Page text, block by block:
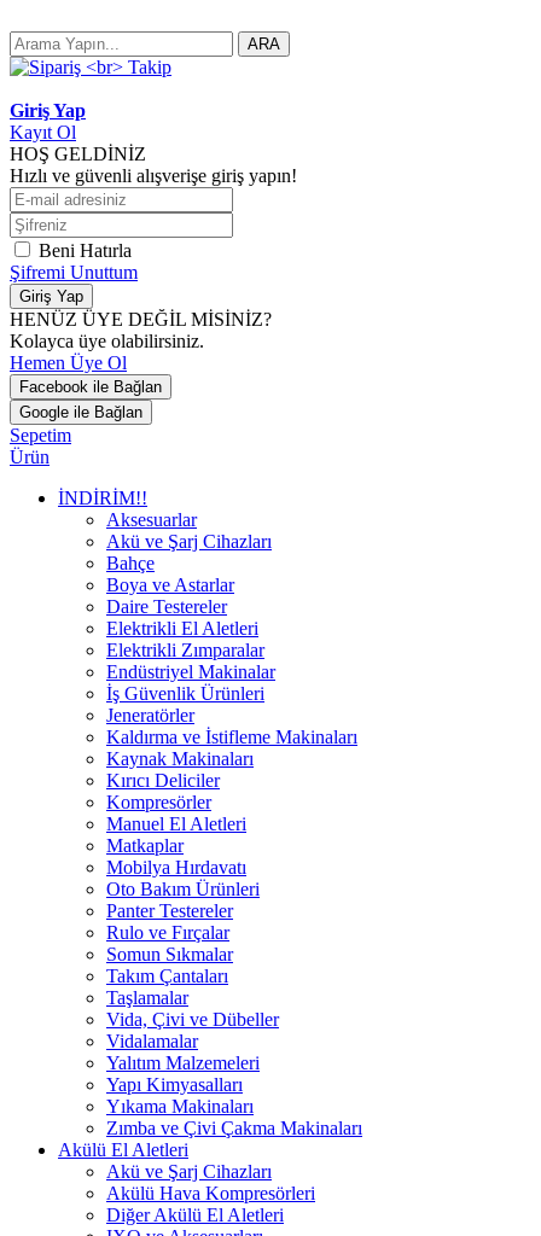
ARA
Giriş Yap
Kayıt Ol
HOŞ GELDİNİZ
Hızlı ve güvenli alışverişe giriş yapın!
Beni Hatırla
Şifremi Unuttum
Giriş Yap
HENÜZ ÜYE DEĞİL MİSİNİZ?
Kolayca üye olabilirsiniz.
Hemen Üye Ol
Facebook ile Bağlan
Google ile Bağlan
Sepetim
Ürün
İNDİRİM!!
Aksesuarlar
Akü ve Şarj Cihazları
Bahçe
Boya ve Astarlar
Daire Testereler
Elektrikli El Aletleri
Elektrikli Zımparalar
Endüstriyel Makinalar
İş Güvenlik Ürünleri
Jeneratörler
Kaldırma ve İstifleme Makinaları
Kaynak Makinaları
Kırıcı Deliciler
Kompresörler
Manuel El Aletleri
Matkaplar
Mobilya Hırdavatı
Oto Bakım Ürünleri
Panter Testereler
Rulo ve Fırçalar
Somun Sıkmalar
Takım Çantaları
Taşlamalar
Vida, Çivi ve Dübeller
Vidalamalar
Yalıtım Malzemeleri
Yapı Kimyasalları
Yıkama Makinaları
Zımba ve Çivi Çakma Makinaları
Akülü El Aletleri
Akü ve Şarj Cihazları
Akülü Hava Kompresörleri
Diğer Akülü El Aletleri